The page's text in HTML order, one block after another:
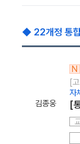
◆ 22개정 통
김종웅
N
[
자
[